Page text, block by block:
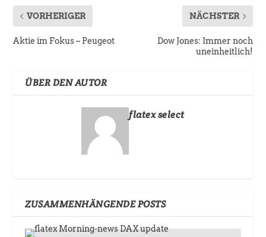
VORHERIGER
Aktie im Fokus – Peugeot
NÄCHSTER
Dow Jones: Immer noch
uneinheitlich!
ÜBER DEN AUTOR
flatex select
ZUSAMMENHÄNGENDE POSTS